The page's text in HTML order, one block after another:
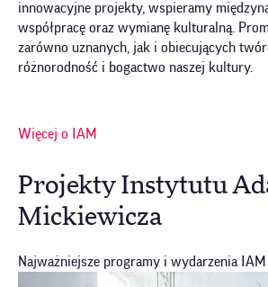
innowacyjne projekty, wspieramy
współpracę oraz wymianę kulturalną.
zarówno uznanych, jak i obiecujących
różnorodność i bogactwo naszej kultury.
Więcej o IAM
Projekty Instytutu
Mickiewicza
Najważniejsze programy i wydarzenia